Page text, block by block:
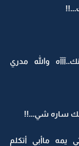
والله مدري
ساره شي...!!
يمه ماأبي أتكلم